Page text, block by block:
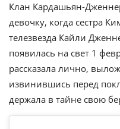
Клан Кардашьян-
девочку, когда сестра
телезвезда Кайли
появилась на свет 1
рассказала лично,
извинившись перед
держала в тайне свою